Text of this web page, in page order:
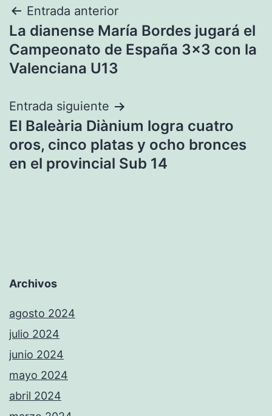
Navegación
de
entradas
Entrada anterior
La dianense María Bordes jugará el
Campeonato de España 3×3 con la
Valenciana U13
Entrada siguiente
El Baleària Diànium logra cuatro
oros, cinco platas y ocho bronces
en el provincial Sub 14
Archivos
agosto 2024
julio 2024
junio 2024
mayo 2024
abril 2024